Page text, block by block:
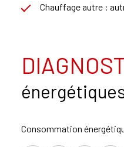
Chauffage autre :
Consommation